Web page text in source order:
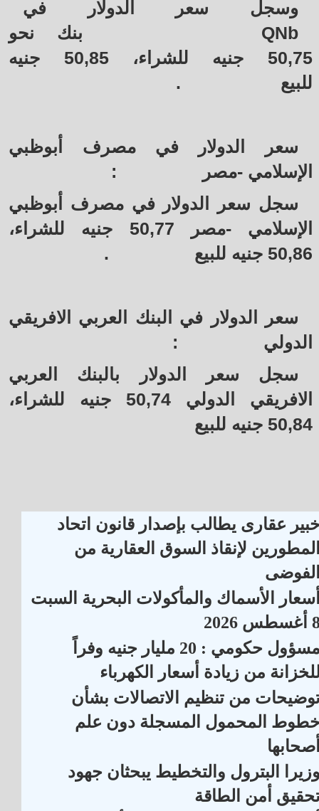
وسجل سعر الدولار في
QNb
بنك نحو
50,75 جنيه للشراء، 50,85 جنيه
للبيع
.
سعر الدولار في مصرف أبوظبي
الإسلامي -مصر
:
سجل سعر الدولار في مصرف أبوظبي
الإسلامي -مصر 50,77 جنيه للشراء،
50,86 جنيه للبيع
.
سعر الدولار في البنك العربي الافريقي
الدولي
:
سجل سعر الدولار بالبنك العربي
الافريقي الدولي 50,74 جنيه للشراء،
50,84 جنيه للبيع
عقارى يطالب بإصدار قانون اتحاد
لإنقاذ السوق العقارية من
الأسماك والمأكولات البحرية السبت
2026
مسؤول حكومي : 20 مليار جنيه وفراً
من زيادة أسعار الكهرباء
من تنظيم الاتصالات بشأن
المحمول المسجلة دون علم
البترول والتخطيط يبحثان جهود
أمن الطاقة